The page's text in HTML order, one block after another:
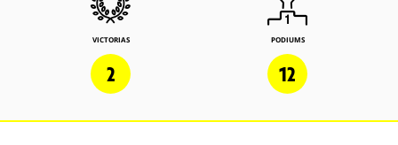
VICTORIAS
2
PODIUMS
12